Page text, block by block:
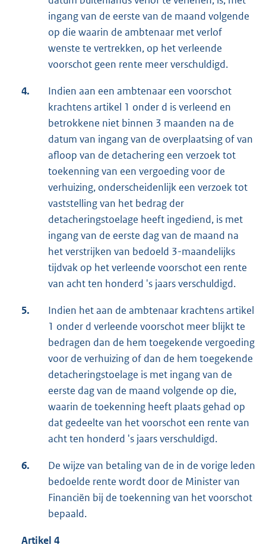
ingang van de eerste van de maand volgende
op die waarin de ambtenaar met verlof
wenste te vertrekken, op het verleende
voorschot geen rente meer verschuldigd.
4.
Indien aan een ambtenaar een voorschot
krachtens artikel 1 onder d is verleend en
betrokkene niet binnen 3 maanden na de
datum van ingang van de overplaatsing of van
afloop van de detachering een verzoek tot
toekenning van een vergoeding voor de
verhuizing, onderscheidenlijk een verzoek tot
vaststelling van het bedrag der
detacheringstoelage heeft ingediend, is met
ingang van de eerste dag van de maand na
het verstrijken van bedoeld 3-maandelijks
tijdvak op het verleende voorschot een rente
van acht ten honderd 's jaars verschuldigd.
5.
Indien het aan de ambtenaar krachtens artikel
1 onder d verleende voorschot meer blijkt te
bedragen dan de hem toegekende vergoeding
voor de verhuizing of dan de hem toegekende
detacheringstoelage is met ingang van de
eerste dag van de maand volgende op die,
waarin de toekenning heeft plaats gehad op
dat gedeelte van het voorschot een rente van
acht ten honderd 's jaars verschuldigd.
6.
De wijze van betaling van de in de vorige leden
bedoelde rente wordt door de Minister van
Financiën bij de toekenning van het voorschot
bepaald.
Artikel 4